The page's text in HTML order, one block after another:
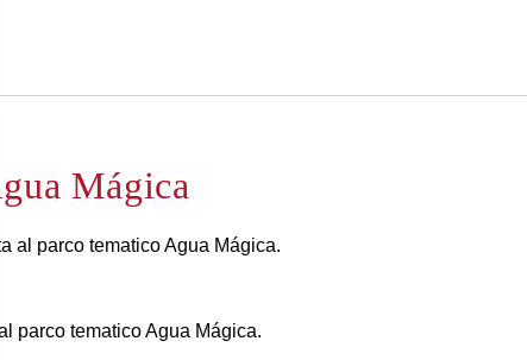
Mágica
al parco tematico Agua Mágica.
parco tematico Agua Mágica.